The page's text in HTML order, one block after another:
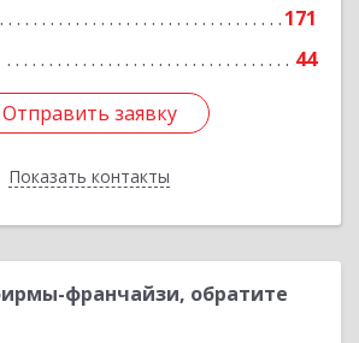
171
44
Отправить заявку
Показать контакты
Отправить заявку
Назад
франчайзи, обратите